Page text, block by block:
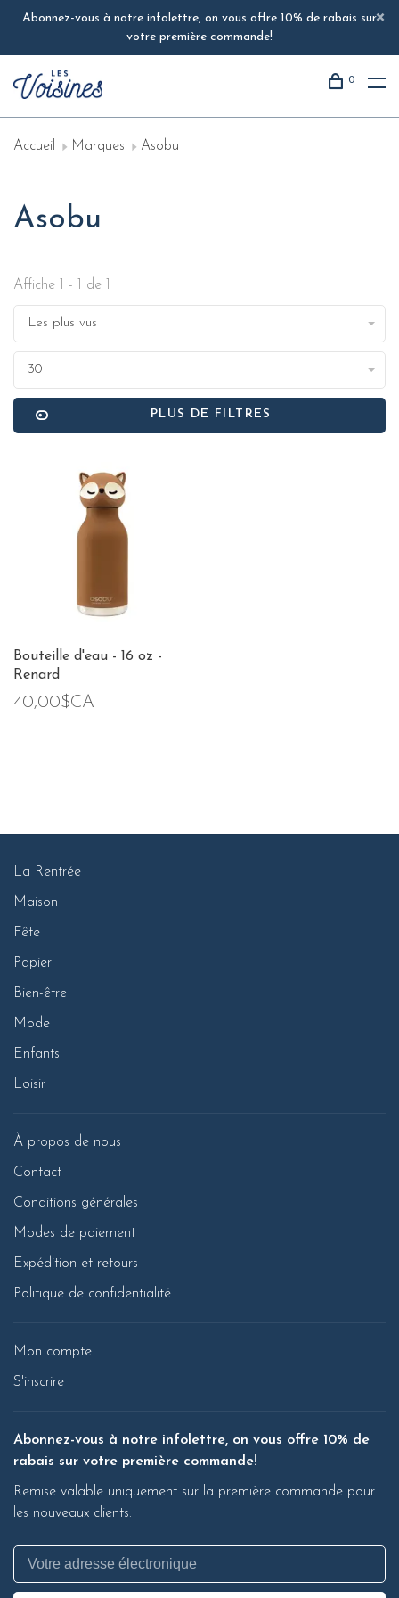
Abonnez-vous à notre infolettre, on vous offre 10% de rabais sur
votre première commande!
0
Accueil Marques Asobu
Asobu
Affiche 1 - 1 de 1
Les plus vus
30
PLUS DE FILTRES
Bouteille d'eau - 16 oz -
Renard
40,00$CA
La Rentrée
Maison
Fête
Papier
Bien-être
Mode
Enfants
Loisir
À propos de nous
Contact
Conditions générales
Modes de paiement
Expédition et retours
Politique de confidentialité
Mon compte
S'inscrire
Abonnez-vous à notre infolettre, on vous offre 10% de
rabais sur votre première commande!
Remise valable uniquement sur la première commande pour
les nouveaux clients.